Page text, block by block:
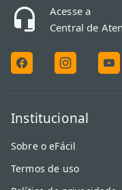
Acesse a
Central de
Institucional
Sobre o eFácil
Termos de uso